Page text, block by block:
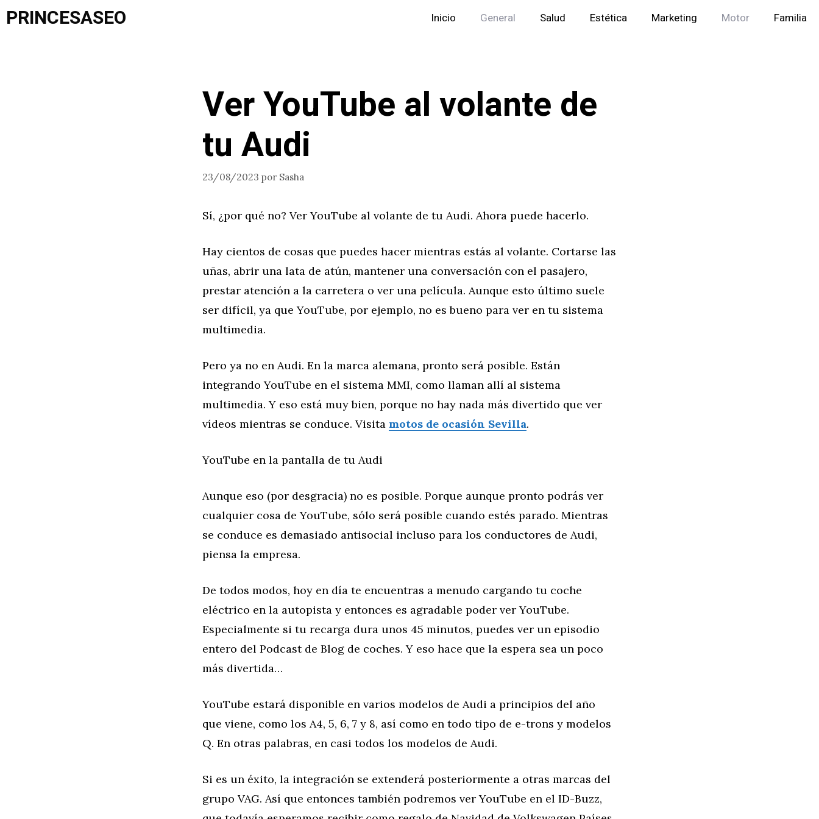
Saltar
alPRINCESASEO Inicio General Salud Estética Marketing Motor Familia
Ver YouTube al volante de
tu Audi
23/08/2023 por Sasha
Sí, ¿por qué no? Ver YouTube al volante de tu Audi. Ahora puede hacerlo.
Hay cientos de cosas que puedes hacer mientras estás al volante. Cortarse las
uñas, abrir una lata de atún, mantener una conversación con el pasajero,
prestar atención a la carretera o ver una película. Aunque esto último suele
ser difícil, ya que YouTube, por ejemplo, no es bueno para ver en tu sistema
multimedia.
Pero ya no en Audi. En la marca alemana, pronto será posible. Están
integrando YouTube en el sistema MMI, como llaman allí al sistema
multimedia. Y eso está muy bien, porque no hay nada más divertido que ver
vídeos mientras se conduce. Visita motos de ocasión Sevilla.
YouTube en la pantalla de tu Audi
Aunque eso (por desgracia) no es posible. Porque aunque pronto podrás ver
cualquier cosa de YouTube, sólo será posible cuando estés parado. Mientras
se conduce es demasiado antisocial incluso para los conductores de Audi,
piensa la empresa.
De todos modos, hoy en día te encuentras a menudo cargando tu coche
eléctrico en la autopista y entonces es agradable poder ver YouTube.
Especialmente si tu recarga dura unos 45 minutos, puedes ver un episodio
entero del Podcast de Blog de coches. Y eso hace que la espera sea un poco
más divertida…
YouTube estará disponible en varios modelos de Audi a principios del año
que viene, como los A4, 5, 6, 7 y 8, así como en todo tipo de e-trons y modelos
Q. En otras palabras, en casi todos los modelos de Audi.
Si es un éxito, la integración se extenderá posteriormente a otras marcas del
grupo VAG. Así que entonces también podremos ver YouTube en el ID-Buzz,